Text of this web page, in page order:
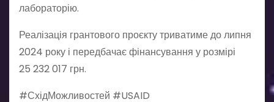
лабораторію.
Реалізація грантового проєкту триватиме до липня
2024 року і передбачає фінансування у розмірі
25 232 017 грн.
#СхідМожливостей #USAID